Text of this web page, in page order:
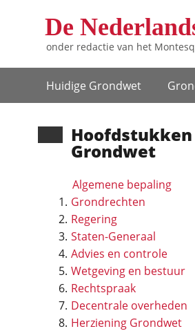
De
onder redactie van het
Hoofdnavigatie
Huidige Grondwet
Hoofd­stukken
Grondwet
Algemene bepaling
Grondrechten
Regering
Staten-Generaal
Advies en controle
Wetgeving en bestuur
Rechtspraak
Decentrale overheden
Herziening Grondwet